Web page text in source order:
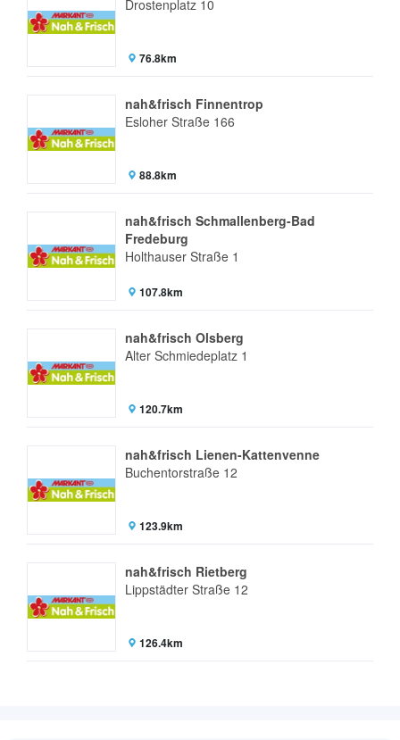
Drostenplatz 10
76.8km
nah&frisch Finnentrop
Esloher Straße 166
88.8km
nah&frisch Schmallenberg-Bad
Fredeburg
Holthauser Straße 1
107.8km
nah&frisch Olsberg
Alter Schmiedeplatz 1
120.7km
nah&frisch Lienen-Kattenvenne
Buchentorstraße 12
123.9km
nah&frisch Rietberg
Lippstädter Straße 12
126.4km